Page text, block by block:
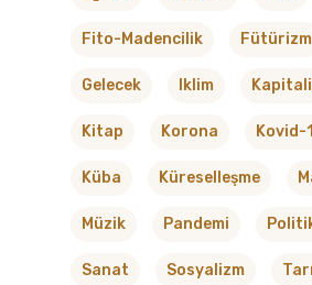
Fito-Madencilik Fütürizm
Gelecek Iklim
Kitap Korona Kovid-
Küba Küreselleşme
Müzik Pandemi
Sanat Sosyalizm